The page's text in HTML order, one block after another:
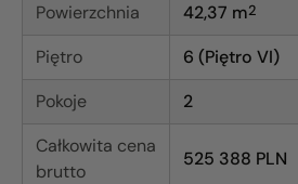
Powierzchnia
42,37 m2
Piętro
6 (Piętro VI)
Pokoje
2
Całkowita cena
brutto
525 388 PLN